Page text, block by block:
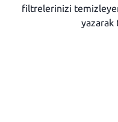
filtrelerinizi
yazarak